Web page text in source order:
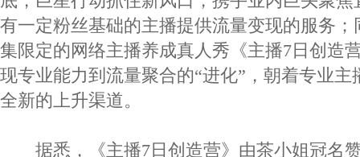
有一定粉丝基础的主播提供流量变现的服务
集限定的网络主播养成真人秀《主播7日创造
现专业能力到流量聚合的“进化”，朝着专业
全新的上升渠道。
据悉，《主播7日创造营》由茶小姐冠名